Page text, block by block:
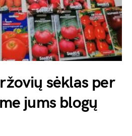
sėklas per
jums blogų